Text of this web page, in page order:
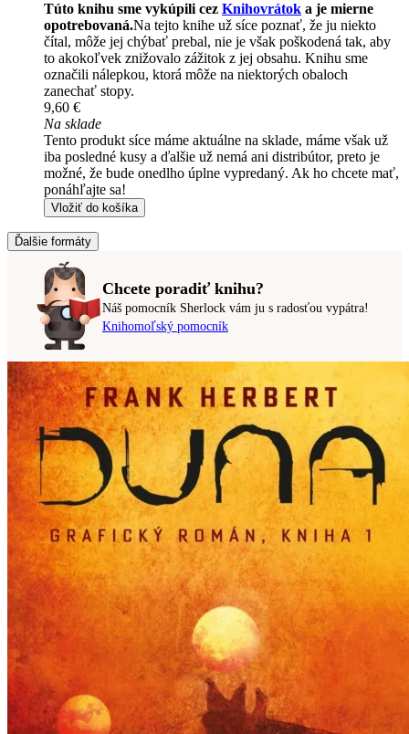
Túto knihu sme vykúpili cez Knihovrátok a je mierne
opotrebovaná.Na tejto knihe už síce poznať, že ju niekto
čítal, môže jej chýbať prebal, nie je však poškodená tak, aby
to akokoľvek znižovalo zážitok z jej obsahu. Knihu sme
označili nálepkou, ktorá môže na niektorých obaloch
zanechať stopy.
9,60 €
Na sklade
Tento produkt síce máme aktuálne na sklade, máme však už
iba posledné kusy a ďalšie už nemá ani distribútor, preto je
možné, že bude onedlho úplne vypredaný. Ak ho chcete mať,
ponáhľajte sa!
Vložiť do košíka
Ďalšie formáty
Chcete poradiť knihu?
Náš pomocník Sherlock vám ju s radosťou vypátra!
Knihomoľský pomocník